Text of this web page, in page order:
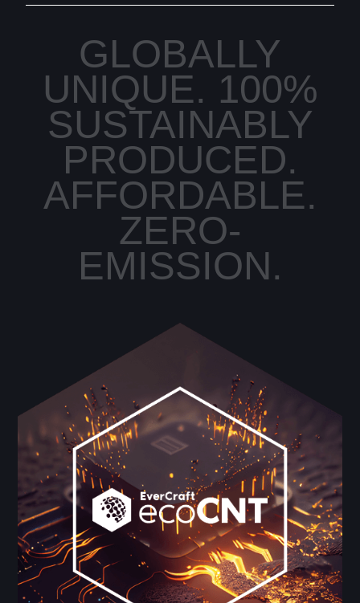
GLOBALLY
UNIQUE. 100%
SUSTAINABLY
PRODUCED.
AFFORDABLE.
ZERO-
EMISSION.